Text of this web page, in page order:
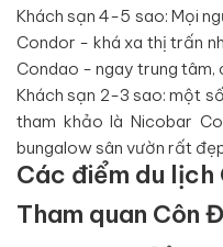
Khách sạn 4-5 sao: Mọi
Condor - khá xa thị trấn
Condao - ngay trung tâm,
Khách sạn 2-3 sao: một
tham khảo là Nicobar
bungalow sân vườn rất
Các điểm du lịch
Tham quan Côn